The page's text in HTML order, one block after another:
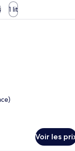
1 lit
chambre d’hôtel avec
Voir les